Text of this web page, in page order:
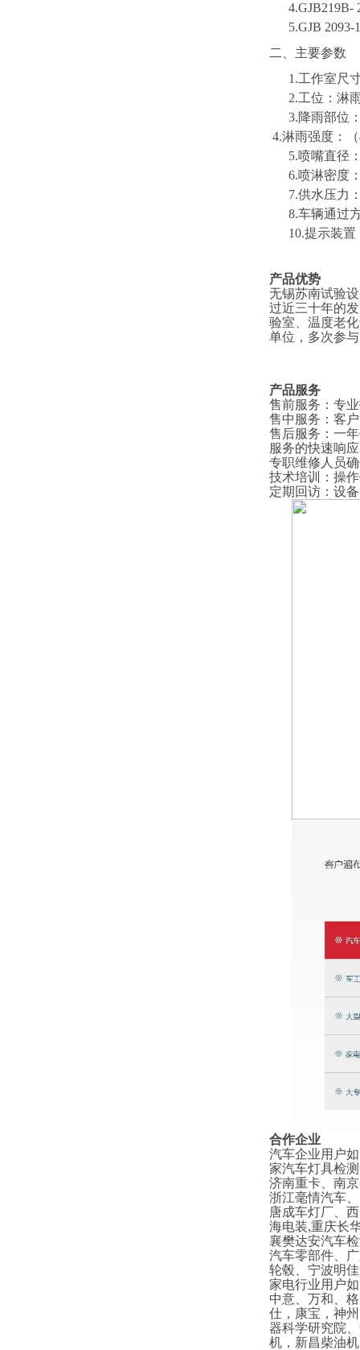
4.
5.GJB
二、主要参数
1.工作室尺
2.工位：淋
3.降雨部位
4.淋雨强度：（
5.喷嘴直径
6.喷淋密度
7.供水压力
8.车辆通过
10.提示装
产品优势
无锡苏南试验
过近三十年的
验室、温度老
单位，多次参
产品服务
售前服务 ： 专
售中服务 ： 客
售后服务 ： 一
服务的快速响应
专职维修人员
技术培训
： 操
定期回访 ： 设
合作企业
汽车企业用户
家汽车灯具检
济南重卡、南
浙江毫情汽车
唐成车灯厂、
海电装,重庆长
襄樊达安汽车
汽车零部件、
轮毂、宁波明
家电行业用户
中意、万和、
仕，康宝，神
器科学研究院
机，新昌柴油